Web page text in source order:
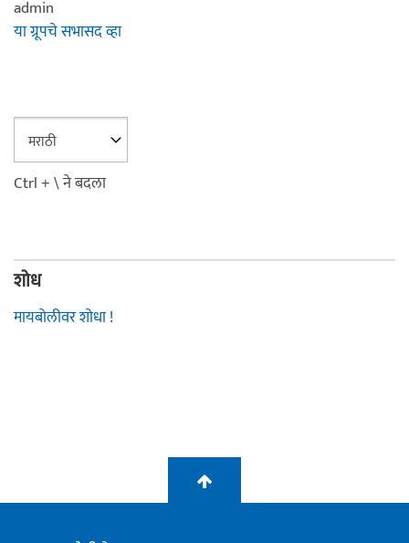
admin
या ग्रूपचे सभासद व्हा
Ctrl + \ ने बदला
शोध
मायबोलीवर शोधा !